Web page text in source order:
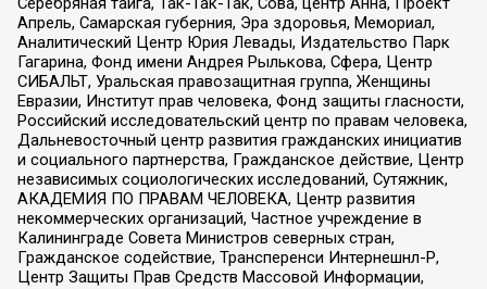
Апрель, Самарская губерния, Эра здоровья, Мемориал,
Аналитический Центр Юрия Левады, Издательство Парк
Гагарина, Фонд имени Андрея Рылькова, Сфера, Центр
СИБАЛЬТ, Уральская правозащитная группа, Женщины
Евразии, Институт прав человека, Фонд защиты гласности,
Российский исследовательский центр по правам человека,
Дальневосточный центр развития гражданских инициатив
и социального партнерства, Гражданское действие, Центр
независимых социологических исследований, Сутяжник,
АКАДЕМИЯ ПО ПРАВАМ ЧЕЛОВЕКА, Центр развития
некоммерческих организаций, Частное учреждение в
Калининграде Совета Министров северных стран,
Гражданское содействие, Трансперенси Интернешнл-Р,
Центр Защиты Прав Средств Массовой Информации,